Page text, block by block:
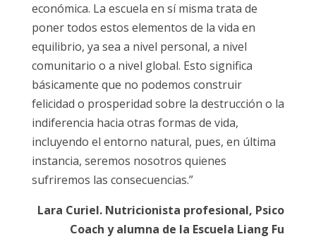
económica. La escuela en sí misma trata de
poner todos estos elementos de la vida en
equilibrio, ya sea a nivel personal, a nivel
comunitario o a nivel global. Esto significa
básicamente que no podemos construir
felicidad o prosperidad sobre la destrucción o la
indiferencia hacia otras formas de vida,
incluyendo el entorno natural, pues, en última
instancia, seremos nosotros quienes
sufriremos las consecuencias.”
Lara Curiel. Nutricionista profesional, Psico
Coach y alumna de la Escuela Liang Fu